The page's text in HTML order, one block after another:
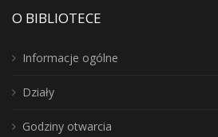
O BIBLIOTECE
Informacje ogólne
Działy
Godziny otwarcia